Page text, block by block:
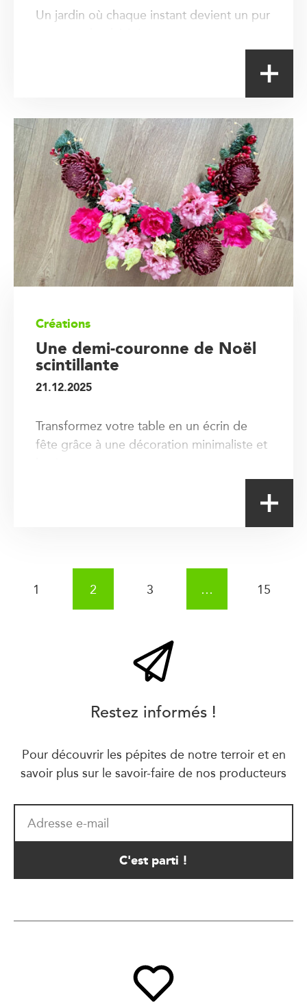
Un jardin où chaque instant devient un pur
Créations
Une demi-couronne de Noël
scintillante
21.12.2025
Transformez votre table en un écrin de
fête grâce à une décoration minimaliste et
Pagination des publications
1 2 3 … 15
Restez informés !
Pour découvrir les pépites de notre terroir et en
savoir plus sur le savoir-faire de nos producteurs
Adresse e-mail